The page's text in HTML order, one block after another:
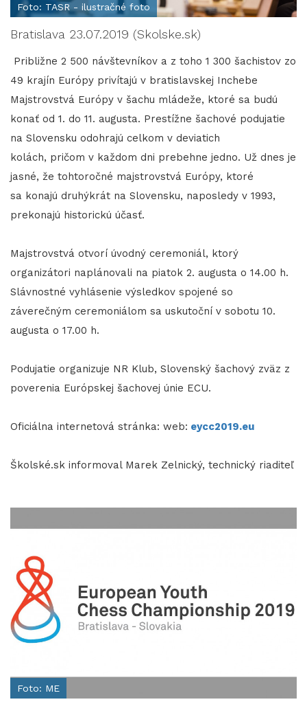
Foto: TASR - ilustračné foto
Bratislava 23.07.2019 (Skolske.sk)
Približne 2 500 návštevníkov a z toho 1 300 šachistov zo
49 krajín Európy privítajú v bratislavskej Inchebe
Majstrovstvá Európy v šachu mládeže, ktoré sa budú
konať od 1. do 11. augusta. Prestížne šachové podujatie
na Slovensku odohrajú celkom v deviatich
kolách, pričom v každom dni prebehne jedno. Už dnes je
jasné, že tohtoročné majstrovstvá Európy, ktoré
sa konajú druhýkrát na Slovensku, naposledy v 1993,
prekonajú historickú účasť.
Majstrovstvá otvorí úvodný ceremoniál, ktorý
organizátori naplánovali na piatok 2. augusta o 14.00 h.
Slávnostné vyhlásenie výsledkov spojené so
záverečným ceremoniálom sa uskutoční v sobotu 10.
augusta o 17.00 h.
Podujatie organizuje NR Klub, Slovenský šachový zväz z
poverenia Európskej šachovej únie ECU.
Oficiálna internetová stránka: web: eycc2019.eu
Školské.sk informoval Marek Zelnický, technický riaditeľ
Foto: ME